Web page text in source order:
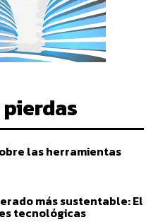
las herramientas
más sustentable: El
tecnológicas